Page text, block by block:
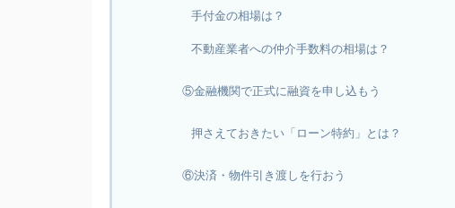
手付金の相場は？
不動産業者への仲介手数料の相場は？
⑤金融機関で正式に融資を申し込もう
押さえておきたい「ローン特約」とは？
⑥決済・物件引き渡しを行おう